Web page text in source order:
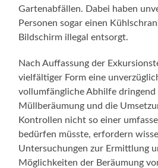
Gartenabfällen. Dabei haben
Personen sogar einen
Bildschirm illegal entsorgt.
Nach Auffassung der
vielfältiger Form eine
vollumfängliche Abhilfe dringend
Müllberäumung und die
Kontrollen nicht so einer
bedürfen müsste, erfordern
Untersuchungen zur Ermittlung
Möglichkeiten der Beräumung